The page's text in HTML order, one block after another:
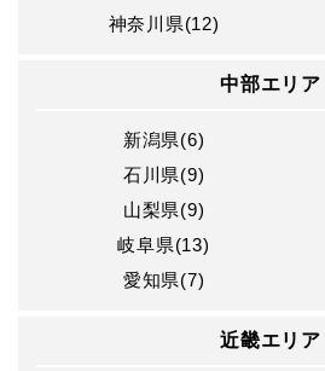
神奈川県(12)
中部エリア
新潟県(6)
石川県(9)
山梨県(9)
岐阜県(13)
愛知県(7)
近畿エリア